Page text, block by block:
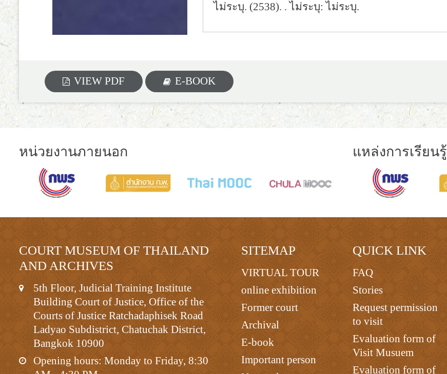
ไม่ระบุ. (2538). . ไม่ระบุ: ไม่ระบุ.
VIEW PDF E-BOOK
หน่วยงานภายนอก แหล่งการเรียนรู้
COURT MUSEUM OF THAILAND
AND ARCHIVES
5th Floor, Judicial Training Institute
Building Court of Justice, Office of the
Courts of Justice Ratchadaphisek Road
Ladyao Subdistrict, Chatuchak District,
Bangkok 10900
Opening hours: Monday to Friday, 8:30
SITEMAP
VIRTUAL TOUR
online exhibition
Former court
Archival
E-book
Important person
QUICK LINK
FAQ
Stories
Request permission
to visit
Evaluation form of
Visit Musuem
Evaluation form of